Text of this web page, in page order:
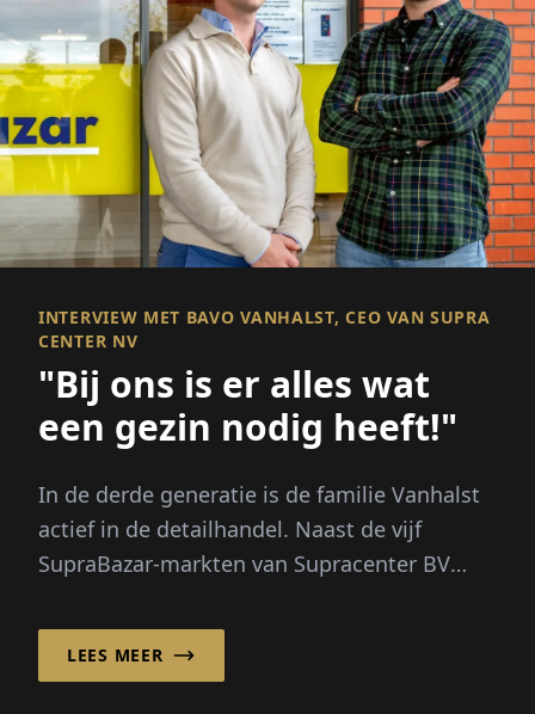
INTERVIEW MET BAVO VANHALST, CEO VAN SUPRA
CENTER NV
"Bij ons is er alles wat
een gezin nodig heeft!"
In de derde generatie is de familie Vanhalst
actief in de detailhandel. Naast de vijf
SupraBazar-markten van Supracenter BV
LEES MEER